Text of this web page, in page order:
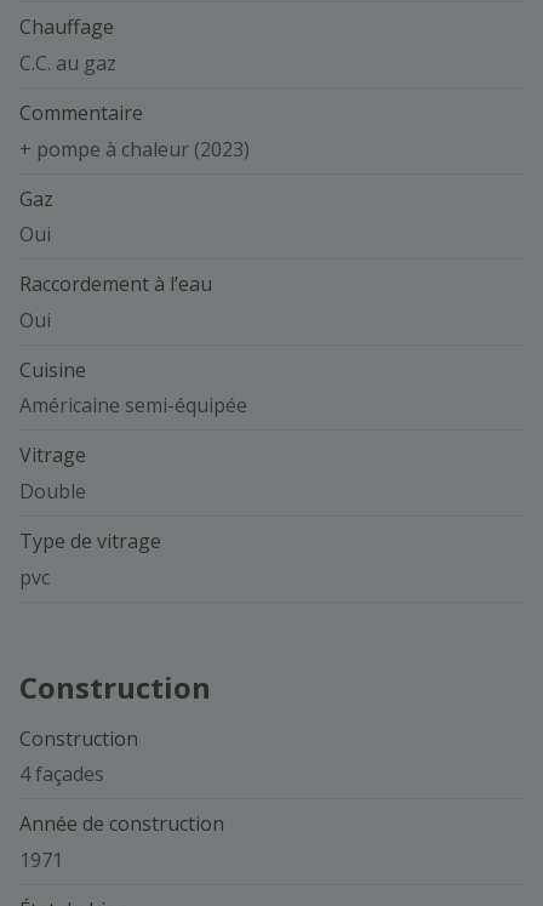
Chauffage
C.C. au gaz
Commentaire
+ pompe à chaleur (2023)
Gaz
Oui
Raccordement à l’eau
Oui
Cuisine
Américaine semi-équipée
Vitrage
Double
Type de vitrage
pvc
Construction
Construction
4 façades
Année de construction
1971